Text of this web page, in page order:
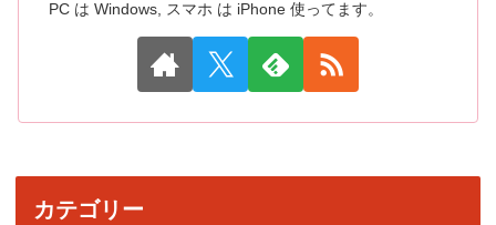
PC は Windows, スマホ は iPhone 使ってます。
カテゴリー